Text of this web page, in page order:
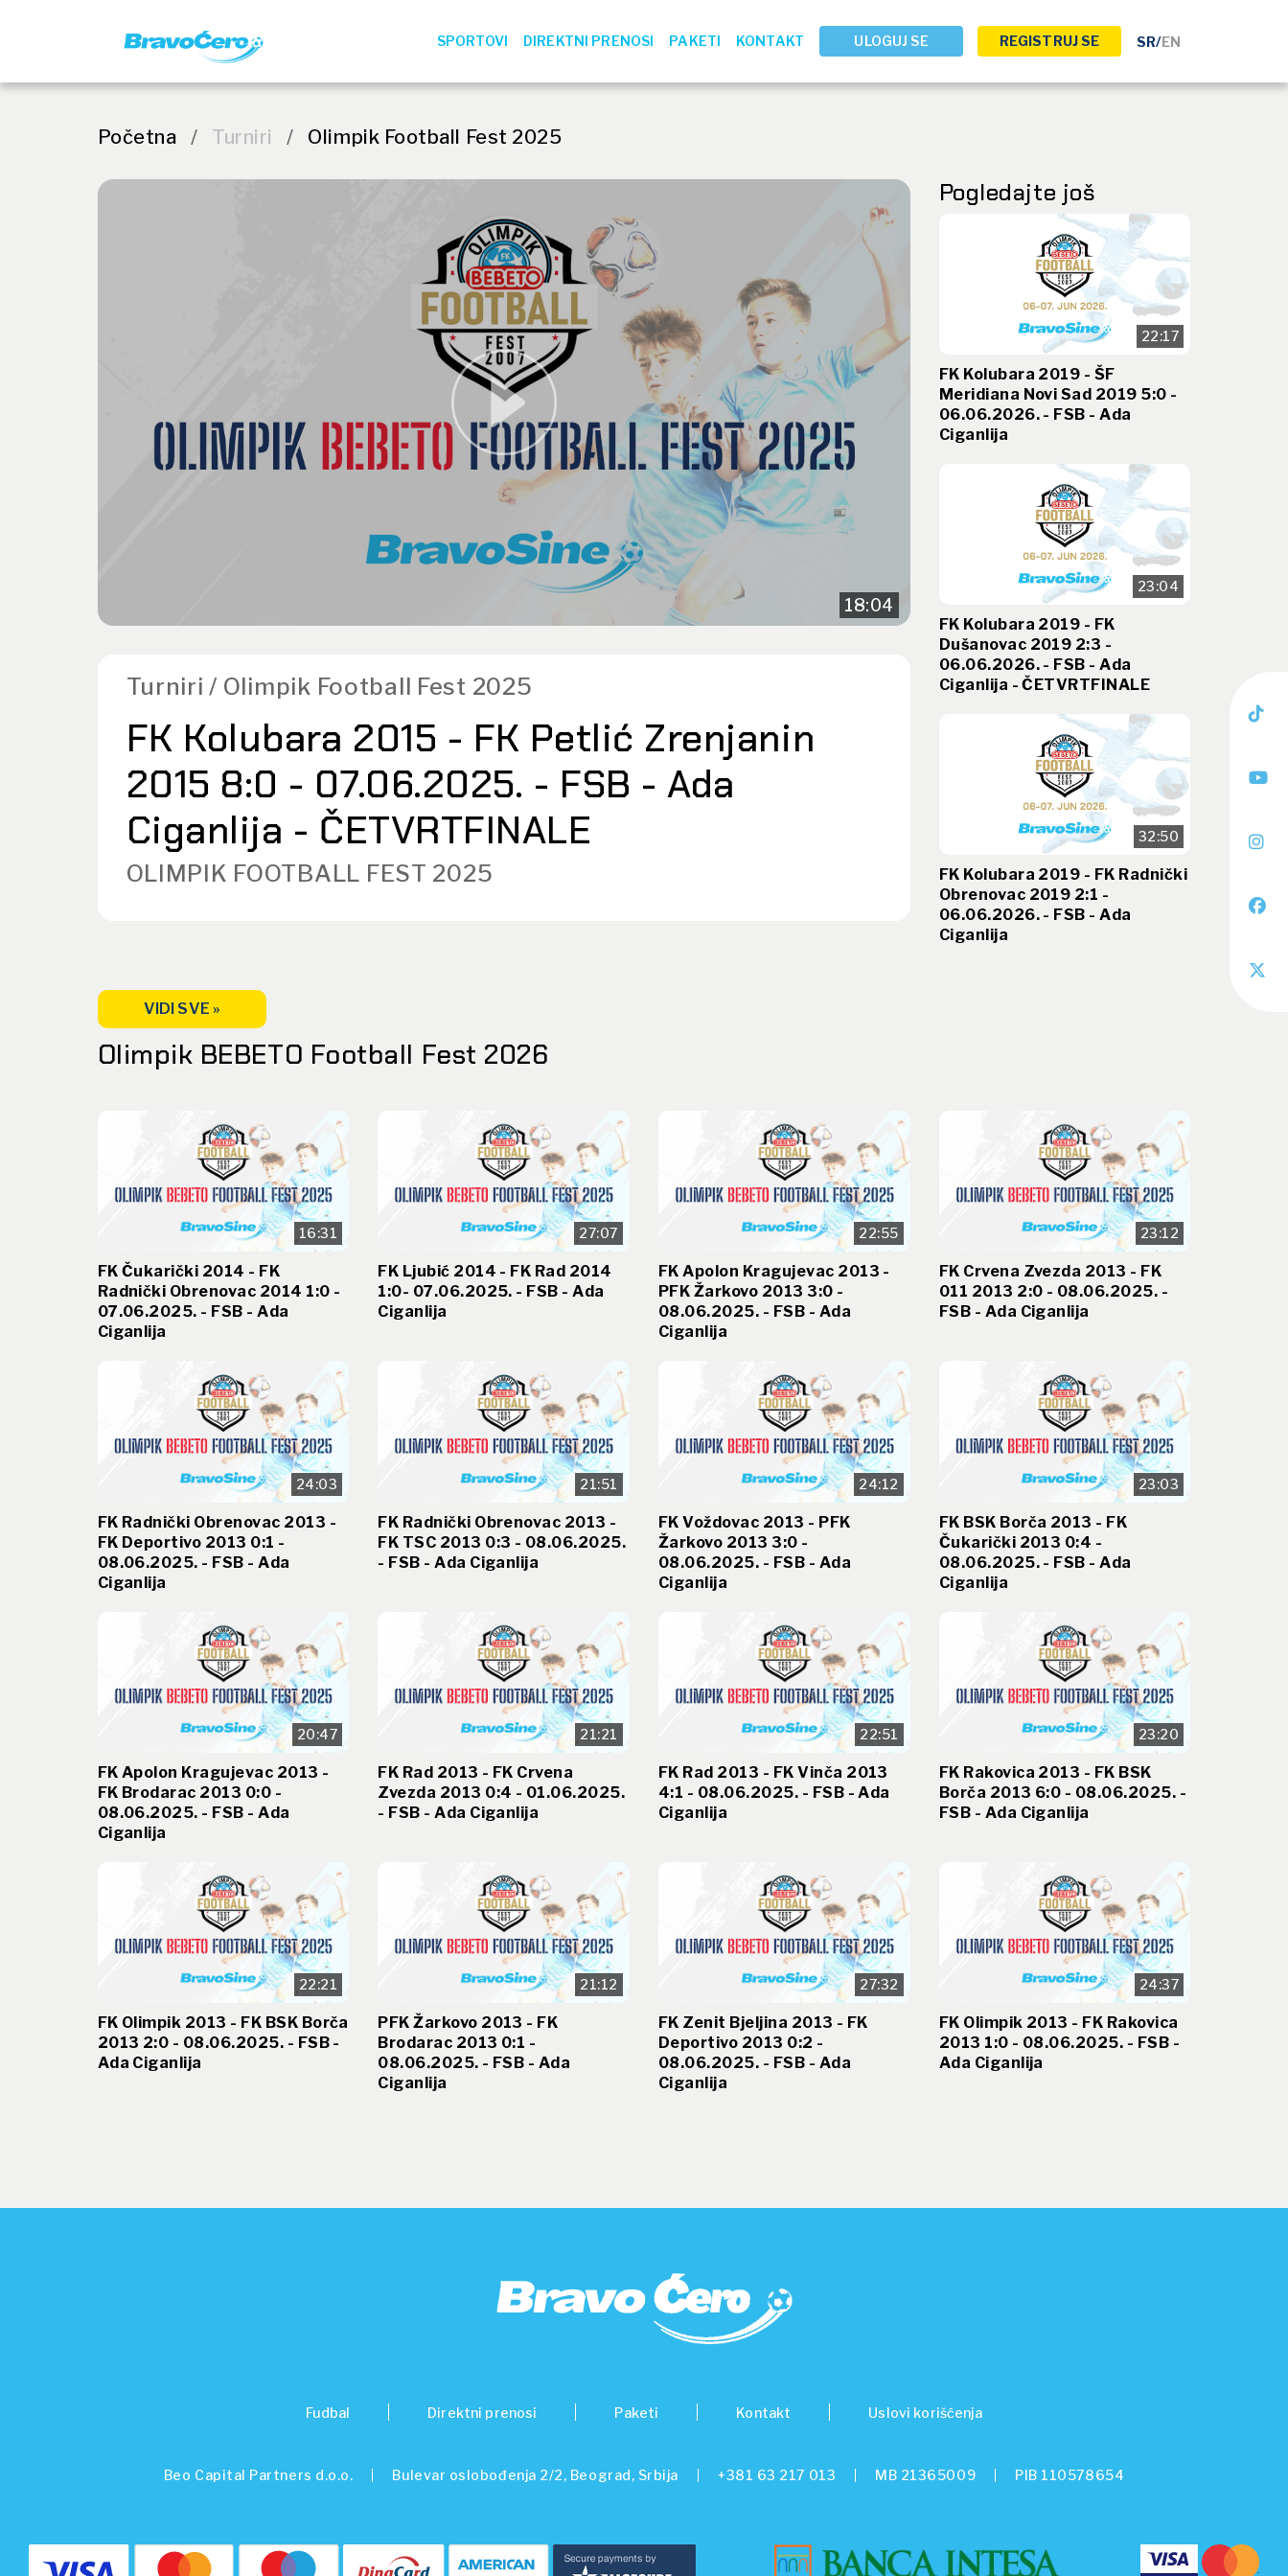
SPORTOVI DIREKTNI PRENOSI PAKETI KONTAKT ULOGUJ SE REGISTRUJ SE SR/EN
Početna / Turniri / Olimpik Football Fest 2025
18:04
Turniri / Olimpik Football Fest 2025
FK Kolubara 2015 - FK Petlić Zrenjanin
2015 8:0 - 07.06.2025. - FSB - Ada
Ciganlija - ČETVRTFINALE
OLIMPIK FOOTBALL FEST 2025
Pogledajte još
22:17
FK Kolubara 2019 - ŠF
Meridiana Novi Sad 2019 5:0 -
06.06.2026. - FSB - Ada
Ciganlija
23:04
FK Kolubara 2019 - FK
Dušanovac 2019 2:3 -
06.06.2026. - FSB - Ada
Ciganlija - ČETVRTFINALE
32:50
FK Kolubara 2019 - FK Radnički
Obrenovac 2019 2:1 -
06.06.2026. - FSB - Ada
Ciganlija
VIDI SVE »
Olimpik BEBETO Football Fest 2026
16:31
FK Čukarički 2014 - FK
Radnički Obrenovac 2014 1:0 -
07.06.2025. - FSB - Ada
Ciganlija
27:07
FK Ljubić 2014 - FK Rad 2014
1:0- 07.06.2025. - FSB - Ada
Ciganlija
22:55
FK Apolon Kragujevac 2013 -
PFK Žarkovo 2013 3:0 -
08.06.2025. - FSB - Ada
Ciganlija
23:12
FK Crvena Zvezda 2013 - FK
011 2013 2:0 - 08.06.2025. -
FSB - Ada Ciganlija
24:03
FK Radnički Obrenovac 2013 -
FK Deportivo 2013 0:1 -
08.06.2025. - FSB - Ada
Ciganlija
21:51
FK Radnički Obrenovac 2013 -
FK TSC 2013 0:3 - 08.06.2025.
- FSB - Ada Ciganlija
24:12
FK Voždovac 2013 - PFK
Žarkovo 2013 3:0 -
08.06.2025. - FSB - Ada
Ciganlija
23:03
FK BSK Borča 2013 - FK
Čukarički 2013 0:4 -
08.06.2025. - FSB - Ada
Ciganlija
20:47
FK Apolon Kragujevac 2013 -
FK Brodarac 2013 0:0 -
08.06.2025. - FSB - Ada
Ciganlija
21:21
FK Rad 2013 - FK Crvena
Zvezda 2013 0:4 - 01.06.2025.
- FSB - Ada Ciganlija
22:51
FK Rad 2013 - FK Vinča 2013
4:1 - 08.06.2025. - FSB - Ada
Ciganlija
23:20
FK Rakovica 2013 - FK BSK
Borča 2013 6:0 - 08.06.2025. -
FSB - Ada Ciganlija
22:21
FK Olimpik 2013 - FK BSK Borča
2013 2:0 - 08.06.2025. - FSB -
Ada Ciganlija
21:12
PFK Žarkovo 2013 - FK
Brodarac 2013 0:1 -
08.06.2025. - FSB - Ada
Ciganlija
27:32
FK Zenit Bjeljina 2013 - FK
Deportivo 2013 0:2 -
08.06.2025. - FSB - Ada
Ciganlija
24:37
FK Olimpik 2013 - FK Rakovica
2013 1:0 - 08.06.2025. - FSB -
Ada Ciganlija
Fudbal Direktni prenosi Paketi Kontakt Uslovi korišćenja
Beo Capital Partners d.o.o. Bulevar oslobođenja 2/2, Beograd, Srbija +381 63 217 013 MB 21365009 PIB 110578654